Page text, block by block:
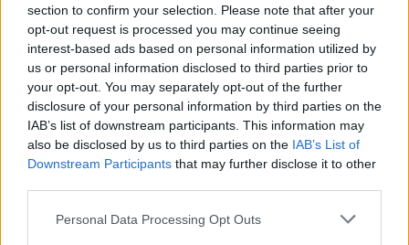
section to confirm your selection. Please note that after your
opt-out request is processed you may continue seeing
interest-based ads based on personal information utilized by
us or personal information disclosed to third parties prior to
your opt-out. You may separately opt-out of the further
disclosure of your personal information by third parties on the
IAB’s list of downstream participants. This information may
also be disclosed by us to third parties on the IAB’s List of
Downstream Participants that may further disclose it to other
Please note that this website/app uses one or more Google
Personal Data Processing Opt Outs
Στην ερώτηση, αν θεωρεί ότι το διαζύγιό του με
την Μαρίνα Πατούλη έγινε αντικείμενο
εκμετάλλευσης, ο Γιώργος Πατούλης απαντά «είναι
σίγουρο ότι θέματα της προσωπικής ζωής ενός
δημοσίου προσώπου προσφέρουν
«κλειδαρότρυπα». Πίσω από αυτά μπορεί ο καθένας
να βλέπει τον εαυτό του».